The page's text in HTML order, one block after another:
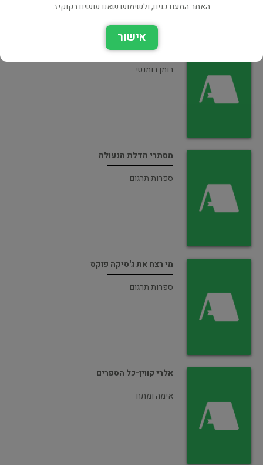
הבית על אם הדרך
רומן רומנטי
מסתרי הדלת הנעולה
ספרות תרגום
מי רצח את ג'סיקה פוקס
ספרות תרגום
אלרי קווין-כל הספרים
אימה ומתח
האתר המעודכנים, ולשימוש שאנו עושים בקוקיז.
אישור